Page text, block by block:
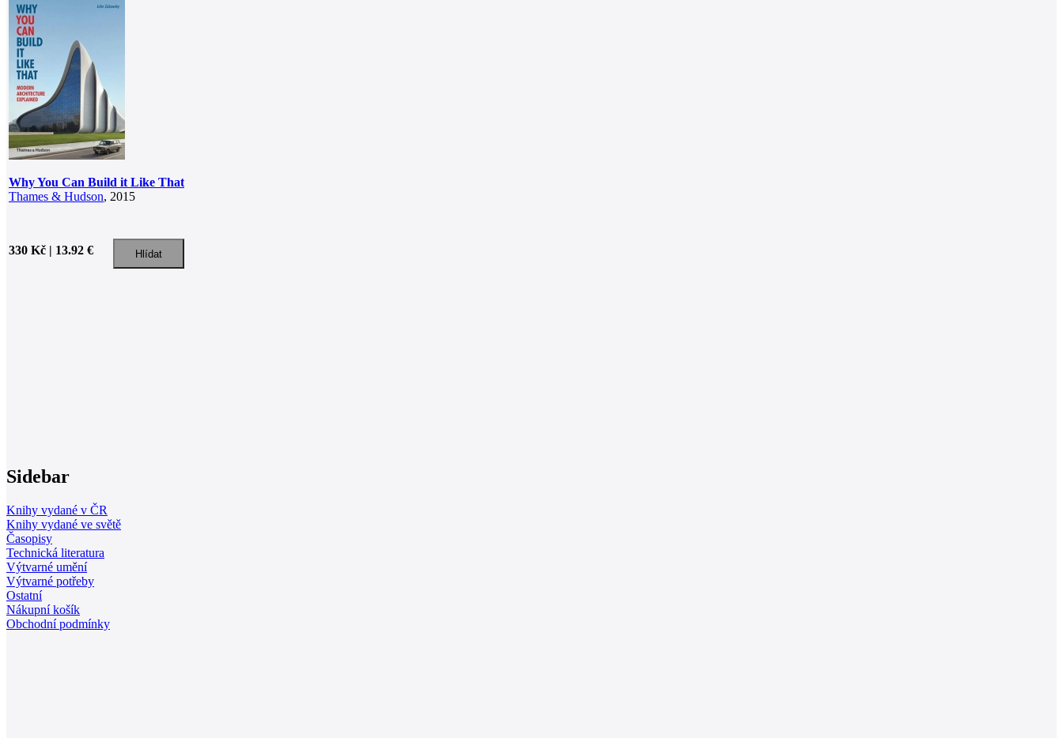
Why You Can Build it Like That
Thames & Hudson, 2015
330 Kč | 13.92 €
Sidebar
Knihy vydané v ČR
Knihy vydané ve světě
Časopisy
Technická literatura
Výtvarné umění
Výtvarné potřeby
Ostatní
Nákupní košík
Obchodní podmínky